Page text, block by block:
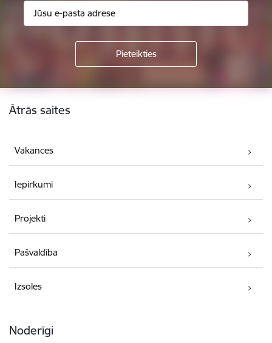
Kājene
Ātrās saites
Vakances
Iepirkumi
Projekti
Pašvaldība
Izsoles
Noderīgi